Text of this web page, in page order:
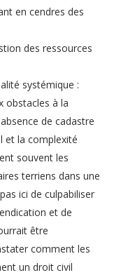
en cendres des
des ressources
systémique :
obstacles à la
de cadastre
et la complexité
souvent les
terriens dans une
ici de culpabiliser
et de
être
comment les
un droit civil